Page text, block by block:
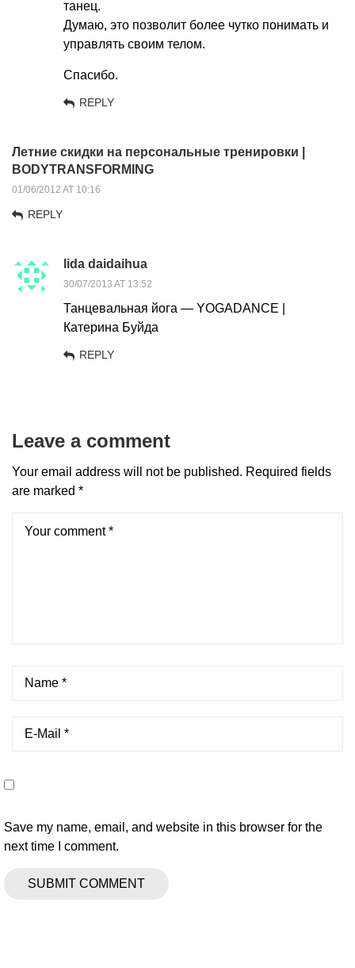
танец.
Думаю, это позволит более чутко понимать и
управлять своим телом.
Спасибо.
REPLY
Летние скидки на персональные тренировки |
BODYTRANSFORMING
01/06/2012 AT 10:16
REPLY
lida daidaihua
30/07/2013 AT 13:52
Танцевальная йога — YOGADANCE |
Катерина Буйда
REPLY
Leave a comment
Your email address will not be published. Required fields
are marked *
Save my name, email, and website in this browser for the
next time I comment.